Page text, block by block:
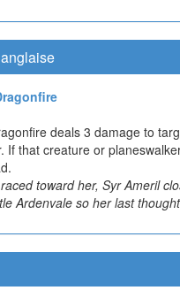
deals 3 damage to
If that creature or
toward her, Syr Ameril
Ardenvale so her last